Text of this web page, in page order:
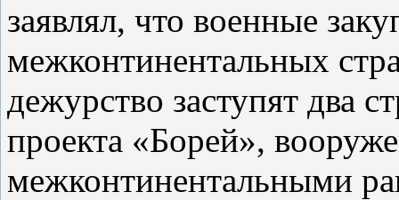
заявлял, что военные
межконтинентальных
дежурство заступят два
проекта «Борей»,
межконтинентальными